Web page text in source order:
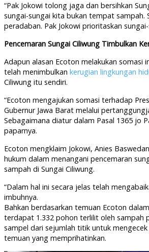
“Pak Jokowi tolong jaga dan bersihkan
sungai-sungai kita bukan tempat sampah.
peradaban. Pak Jokowi prioritaskan
Pencemaran Sungai Ciliwung Timbulkan
Adapun alasan Ecoton melakukan somasi
telah menimbulkan kerugian lingkungan
Ciliwung itu sendiri.
“Ecoton mengajukan somasi terhadap
Gubernur Jawa Barat melalui
Sebagaimana diatur dalam Pasal 1365 jo
paparnya.
Ecoton mengklaim Jokowi, Anies
hukum dalam menangani pencemaran
sampah di Sungai Ciliwung.
“Dalam hal ini secara jelas telah
imbuhnya.
Bahkan berdasarkan temuan Ecoton
terdapat 1.332 pohon terlilit oleh sampah
sampel dari sejumlah titik untuk
temuan yang memprihatinkan.